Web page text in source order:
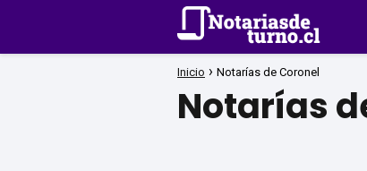
Inicio Notarías de Coronel
Notarías